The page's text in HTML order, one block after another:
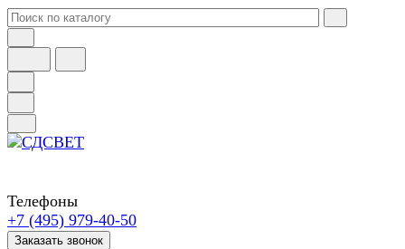
Телефоны
+7 (495) 979-40-50
Заказать звонок